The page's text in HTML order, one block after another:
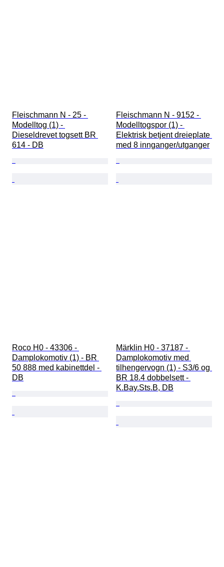
Fleischmann N - 25 -
Modelltog (1) -
Dieseldrevet togsett BR
614 - DB
Fleischmann N - 9152 -
Modelltogspor (1) -
Elektrisk betjent dreieplate
med 8 innganger/utganger
Roco H0 - 43306 -
Damplokomotiv (1) - BR
50 888 med kabinettdel -
DB
Märklin H0 - 37187 -
Damplokomotiv med
tilhengervogn (1) - S3/6 og
BR 18.4 dobbelsett -
K.Bay.Sts.B, DB